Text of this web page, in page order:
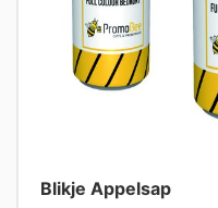
Blikje Appelsap